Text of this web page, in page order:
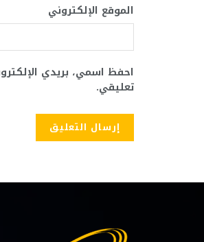
الموقع الإلكتروني
احفظ اسمي، بريدي
تعليقي.